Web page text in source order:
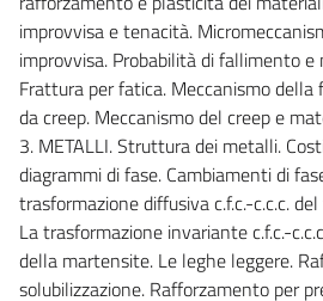
improvvisa e tenacità.
improvvisa. Probabilità di fallimento e
Frattura per fatica. Meccanismo
da creep. Meccanismo del creep e
3. METALLI. Struttura dei metalli.
diagrammi di fase. Cambiamenti di
trasformazione diffusiva c.f.c.-c.c.c.
La trasformazione invariante c.f.c.-
della martensite. Le leghe leggere.
solubilizzazione. Rafforzamento per